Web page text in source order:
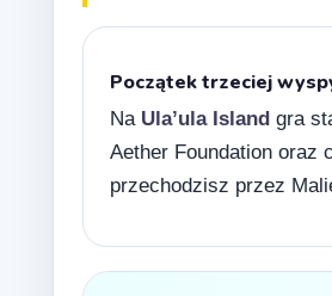
Początek trzeciej
Na Ula’ula Island gra
Aether Foundation oraz
przechodzisz przez